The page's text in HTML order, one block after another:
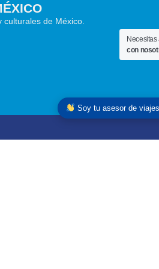
de México.
con
Soy tu asesor de